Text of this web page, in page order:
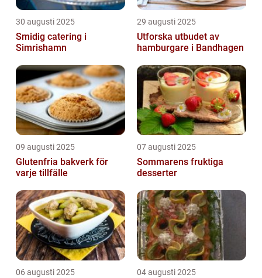
30 augusti 2025
Smidig catering i
Simrishamn
29 augusti 2025
Utforska utbudet av
hamburgare i Bandhagen
09 augusti 2025
Glutenfria bakverk för
varje tillfälle
07 augusti 2025
Sommarens fruktiga
desserter
06 augusti 2025 04 augusti 2025